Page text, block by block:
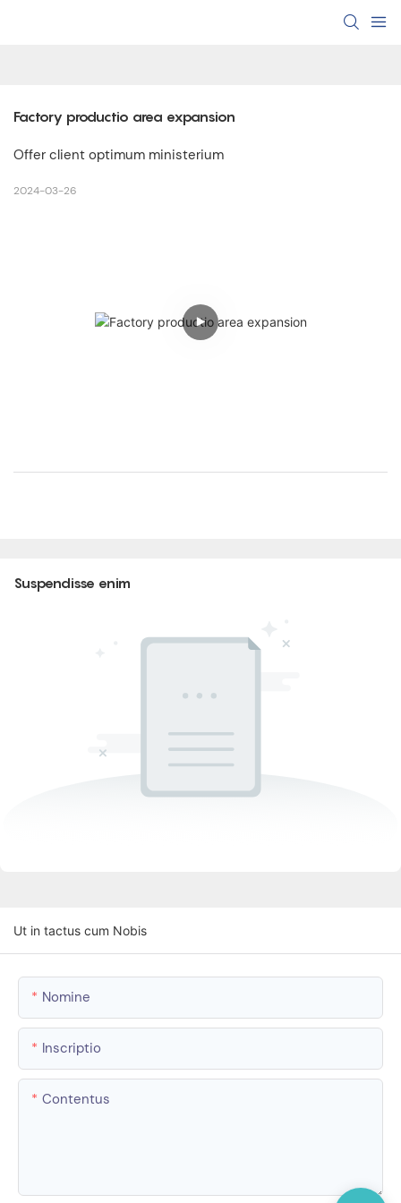
Factory productio area expansion
Offer client optimum ministerium
2024-03-26
Suspendisse enim
Ut in tactus cum Nobis
Nomine
Inscriptio
Contentus